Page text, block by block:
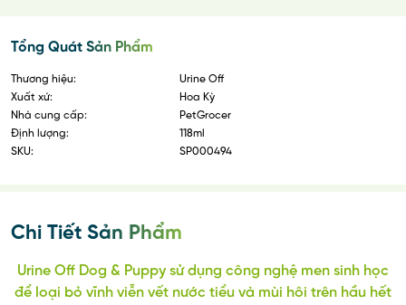
Tổng Quát Sản Phẩm
Thương hiệu:
Urine Off
Xuất xứ:
Hoa Kỳ
Nhà cung cấp:
PetGrocer
Định lượng:
118ml
SKU:
SP000494
Chi Tiết Sản Phẩm
Urine Off Dog & Puppy sử dụng công nghệ men sinh học
để loại bỏ vĩnh viễn vết nước tiểu và mùi hôi trên hầu hết